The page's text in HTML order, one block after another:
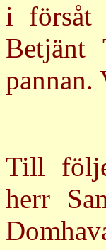
i försåt
Betjänt
pannan.
Till
herr